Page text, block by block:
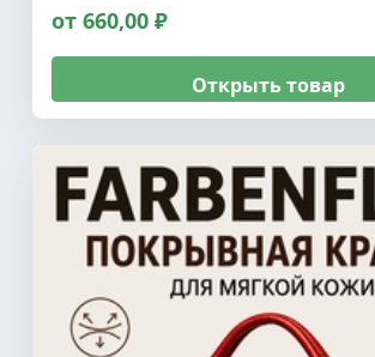
от 660,00 ₽
Открыть товар